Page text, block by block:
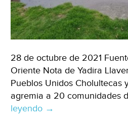
28 de octubre de 2021
Oriente Nota de Yadira
Pueblos Unidos Cholultecas
agremia a 20 comunidades
leyendo México-
→